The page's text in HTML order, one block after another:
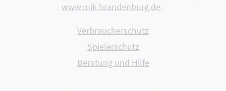
www.mik.brandenburg.de.
Verbraucherschutz
Spielerschutz
Beratung und Hilfe